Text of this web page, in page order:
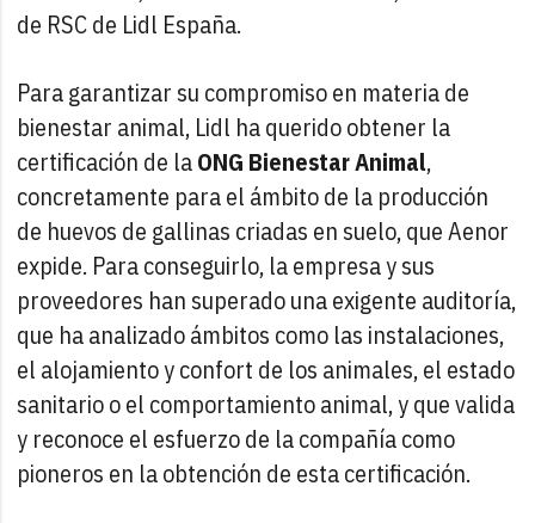
de RSC de Lidl España.
Para garantizar su compromiso en materia de
bienestar animal, Lidl ha querido obtener la
certificación de laONG Bienestar Animal,
concretamente para el ámbito de la producción
de huevos de gallinas criadas en suelo, que Aenor
expide. Para conseguirlo, la empresa y sus
proveedores han superado una exigente auditoría,
que ha analizado ámbitos como las instalaciones,
el alojamiento y confort de los animales, el estado
sanitario o el comportamiento animal, y que valida
y reconoce el esfuerzo de la compañía como
pioneros en la obtención de esta certificación.